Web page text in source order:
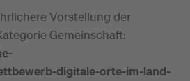
Vorstellung der
Gemeinschaft:
digitale-orte-im-land-